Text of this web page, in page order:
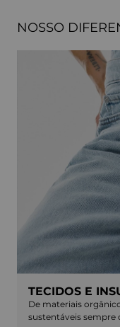
NOSSO
TECIDOS E
De materiais
sustentáveis sempre